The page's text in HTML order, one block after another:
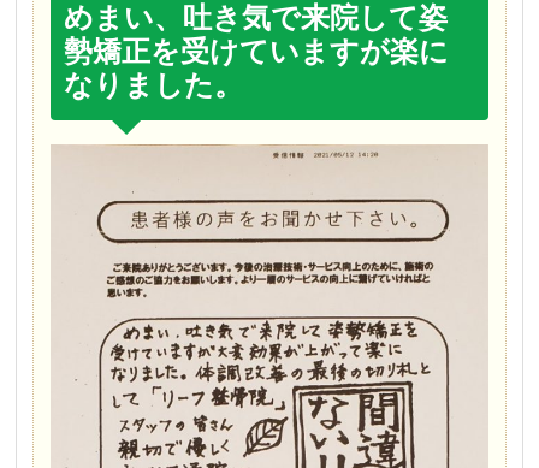
めまい、吐き気で来院して姿
勢矯正を受けていますが楽に
なりました。